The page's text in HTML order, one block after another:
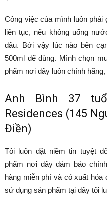
Công việc của mình luôn phải
liên tục, nếu không uống
đâu. Bởi vậy lúc nào bên
500ml để dùng. Mình chọn
phẩm nơi đây luôn chính
Anh Bình 37
Residences (145
Điền)
Tôi luôn đặt niềm tin tuyệt
phẩm nơi đây đảm bảo
hàng miễn phí và có xuất hóa
sử dụng sản phẩm tại đây tôi